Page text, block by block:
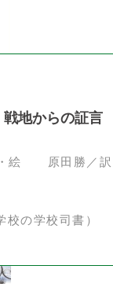
地からの証言
・絵 原田勝／訳
の学校司書）